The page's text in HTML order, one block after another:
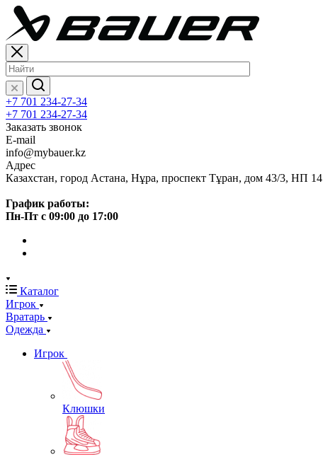
+7 701 234-27-34
+7 701 234-27-34
Заказать звонок
E-mail
info@mybauer.kz
Адрес
Казахстан, город Астана, Нұра, проспект Тұран, дом 43/3, НП 14
График работы:
Пн-Пт с 09:00 до 17:00
Каталог
Игрок
Вратарь
Одежда
Игрок
Клюшки